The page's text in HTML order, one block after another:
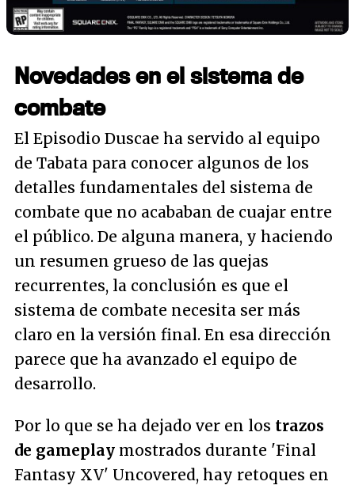
Novedades en el sistema de
combate
El Episodio Duscae ha servido al equipo
de Tabata para conocer algunos de los
detalles fundamentales del sistema de
combate que no acababan de cuajar entre
el público. De alguna manera, y haciendo
un resumen grueso de las quejas
recurrentes, la conclusión es que el
sistema de combate necesita ser más
claro en la versión final. En esa dirección
parece que ha avanzado el equipo de
desarrollo.
Por lo que se ha dejado ver en los trazos
de gameplay mostrados durante 'Final
Fantasy XV' Uncovered, hay retoques en